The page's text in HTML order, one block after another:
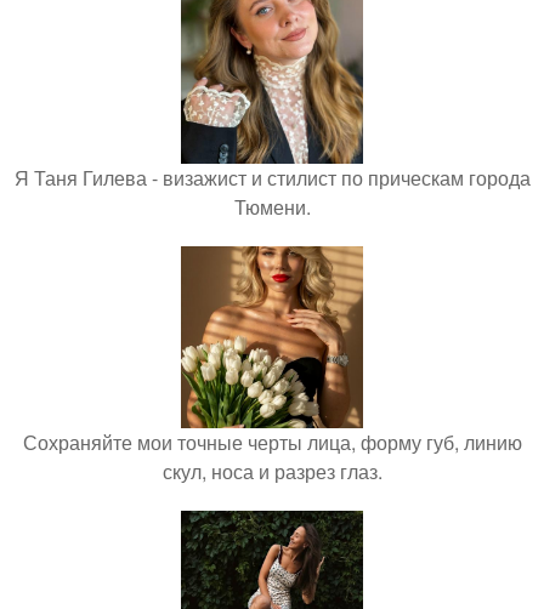
Я Таня Гилева - визажист и стилист по прическам города
Тюмени.
Сохраняйте мои точные черты лица, форму губ, линию
скул, носа и разрез глаз.